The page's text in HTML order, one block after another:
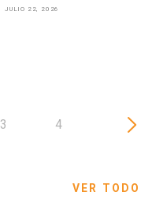
JULIO 22, 2026
3 4
VER TODO